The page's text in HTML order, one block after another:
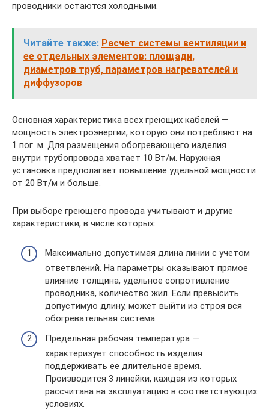
проводники остаются холодными.
Читайте также: Расчет системы вентиляции и
ее отдельных элементов: площади,
диаметров труб, параметров нагревателей и
диффузоров
Основная характеристика всех греющих кабелей —
мощность электроэнергии, которую они потребляют на
1 пог. м. Для размещения обогревающего изделия
внутри трубопровода хватает 10 Вт/м. Наружная
установка предполагает повышение удельной мощности
от 20 Вт/м и больше.
При выборе греющего провода учитывают и другие
характеристики, в числе которых:
Максимально допустимая длина линии с учетом
ответвлений. На параметры оказывают прямое
влияние толщина, удельное сопротивление
проводника, количество жил. Если превысить
допустимую длину, может выйти из строя вся
обогревательная система.
Предельная рабочая температура —
характеризует способность изделия
поддерживать ее длительное время.
Производится 3 линейки, каждая из которых
рассчитана на эксплуатацию в соответствующих
условиях.